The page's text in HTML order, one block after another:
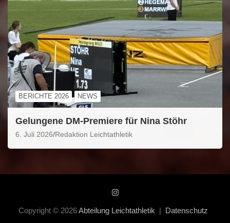
BERICHTE 2026 NEWS
Gelungene DM-Premiere für Nina Stöhr
6. Juli 2026 Redaktion Leichtathletik
Copyright © 2026Abteilung Leichtathletik Datenschutz